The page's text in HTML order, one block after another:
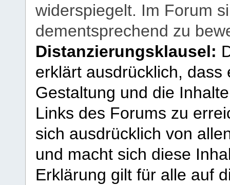
widerspiegelt. Im Forum
dementsprechend zu
Distanzierungsklausel:
erklärt ausdrücklich,
Gestaltung und die
Links des Forums zu
sich ausdrücklich von
und macht sich diese
Erklärung gilt für alle auf